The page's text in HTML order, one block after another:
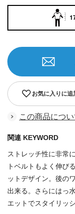
お気に入りに追
この商品につ
関連 KEYWORD
ストレッチ性に非常
トベルトもよく伸び
ットデザイン。後の
出来る。さらにはっ
エットでスタイリッ